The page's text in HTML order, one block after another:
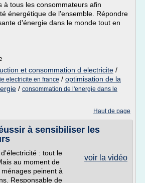
à tous les consommateurs afin
énergétique de l'ensemble. Répondre
d'énergie dans le monde tout en
et consommation d electricite /
electricite en france / optimisation de la
/ consommation de l'energie dans le
Haut de page
à sensibiliser les
voir la vidéo
: tout le
au moment de
peinent à
Responsable de